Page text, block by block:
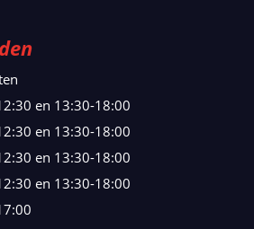
en 13:30-18:00
en 13:30-18:00
en 13:30-18:00
en 13:30-18:00